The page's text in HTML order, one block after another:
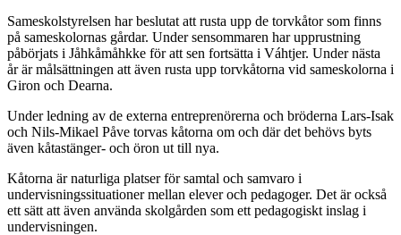
Sameskolstyrelsen har beslutat att rusta upp de torvkåtor som finns
på sameskolornas gårdar. Under sensommaren har upprustning
påbörjats i Jåhkåmåhkke för att sen fortsätta i Váhtjer. Under nästa
år är målsättningen att även rusta upp torvkåtorna vid sameskolorna i
Giron och Dearna.
Under ledning av de externa entreprenörerna och bröderna Lars-Isak
och Nils-Mikael Påve torvas kåtorna om och där det behövs byts
även kåtastänger- och öron ut till nya.
Kåtorna är naturliga platser för samtal och samvaro i
undervisningssituationer mellan elever och pedagoger. Det är också
ett sätt att även använda skolgården som ett pedagogiskt inslag i
undervisningen.